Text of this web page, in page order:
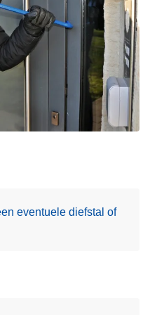
eventuele diefstal of